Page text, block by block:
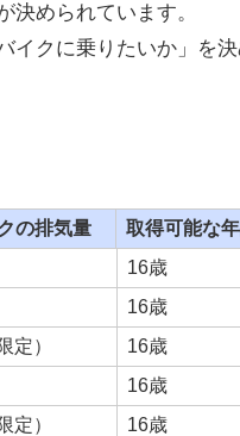
決められています。
イクに乗りたいか」を
の排気量
取得可能な
16歳
16歳
定）
16歳
16歳
定）
16歳